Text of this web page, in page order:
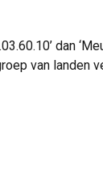
dan
van landen